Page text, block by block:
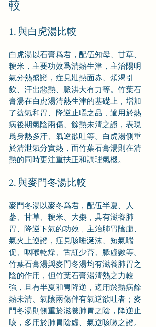
較
1. 與白虎湯比較
白虎湯以石膏爲君，配伍知母、甘草、
粳米，主要功效爲清熱生津，主治陽明
氣分熱盛證，症見壯熱面赤、煩渴引
飲、汗出惡熱、脈洪大有力等。竹葉石
膏湯在白虎湯清熱生津的基礎上，增加
了益氣和胃、降逆止嘔之品，適用於熱
病後期氣陰兩傷、餘熱未清之證，表現
爲身熱多汗、氣逆欲吐等。白虎湯側重
於清泄氣分實熱，而竹葉石膏湯則在清
熱的同時更注重扶正和調理氣機。
2. 與麥門冬湯比較
麥門冬湯以麥冬爲君，配伍半夏、人
蔘、甘草、粳米、大棗，具有滋養肺
胃、降逆下氣的功效，主治肺胃陰虛、
氣火上逆證，症見咳唾涎沫、短氣喘
促、咽喉乾燥、舌紅少苔、脈虛數等。
竹葉石膏湯與麥門冬湯均有滋養肺胃之
陰的作用，但竹葉石膏湯清熱之力較
強，且有半夏和胃降逆，適用於熱病餘
熱未清、氣陰兩傷伴有氣逆欲吐者；麥
門冬湯則側重於滋養肺胃之陰，降逆止
咳，多用於肺胃陰虛、氣逆咳嗽之證。